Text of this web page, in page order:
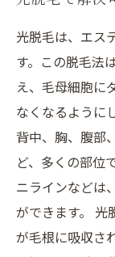
光脱毛は、エス
す。この脱毛法
え、毛母細胞に
なくなるように
背中、胸、腹部
ど、多くの部位
ニラインなどは
ができます。 光
が毛根に吸収さ